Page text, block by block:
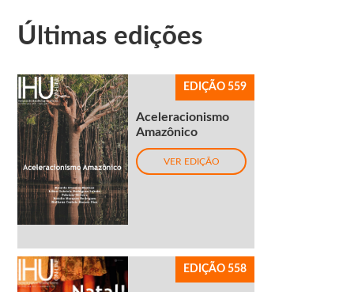
Últimas edições
EDIÇÃO 559
Aceleracionismo
Amazônico
VER EDIÇÃO
EDIÇÃO 558